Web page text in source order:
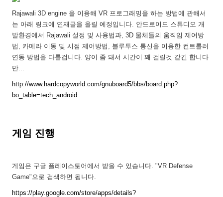
Rajawali 3D engine 을 이용해 VR 프로그래밍을 하는 방법에 관해서
는 아래 링크에 연재글을 올릴 예정입니다. 안드로이드 스튜디오 개
발환경에서 Rajawali 설정 및 사용법과, 3D 물체들의 움직임 제어방
법, 카메라 이동 및 시점 제어방법, 블루투스 통신을 이용한 컨트롤러
연동 방법을 다룰겁니다. 양이 좀 돼서 시간이 꽤 걸릴것 같긴 합니다
만...
http://www.hardcopyworld.com/gnuboard5/bbs/board.php?
bo_table=tech_android
게임 진행
게임은 구글 플레이스토어에서 받을 수 있습니다. "VR Defense
Game"으로 검색하면 됩니다.
https://play.google.com/store/apps/details?